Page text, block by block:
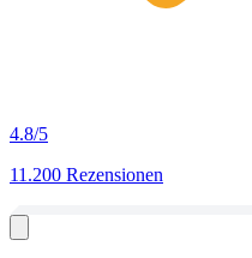
4.8/5
11.200 Rezensionen